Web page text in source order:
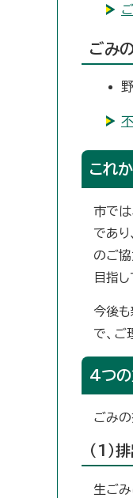
ごみ
これ
市では
であ
のご
目指し
今後も
で、ご
4つの
ごみ
（1）
生ご